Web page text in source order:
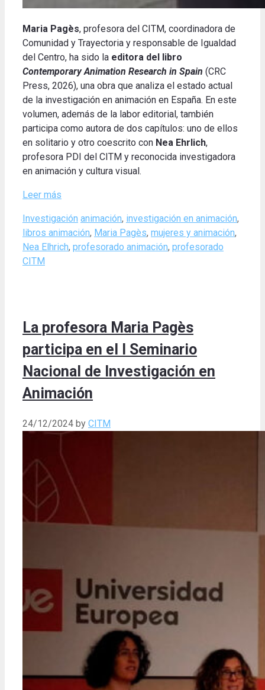
Maria Pagès, profesora del CITM, coordinadora de
Comunidad y Trayectoria y responsable de Igualdad
del Centro, ha sido la editora del libro
Contemporary Animation Research in Spain (CRC
Press, 2026), una obra que analiza el estado actual
de la investigación en animación en España. En este
volumen, además de la labor editorial, también
participa como autora de dos capítulos: uno de ellos
en solitario y otro coescrito con Nea Ehrlich,
profesora PDI del CITM y reconocida investigadora
en animación y cultura visual.
Leer más
Categories
Investigación Tags
animación, investigación en animación,
libros animación, Maria Pagès, mujeres y animación,
Nea Elhrich, profesorado animación, profesorado
CITM
La profesora Maria Pagès
participa en el I Seminario
Nacional de Investigación en
Animación
24/12/2024 by CITM